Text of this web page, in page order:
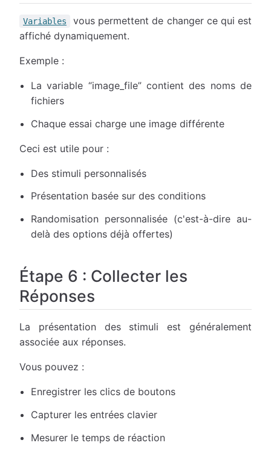
Variables
vous permettent de changer ce qui est
affiché dynamiquement.
Exemple :
La variable “image_file” contient des noms de
fichiers
Chaque essai charge une image différente
Ceci est utile pour :
Des stimuli personnalisés
Présentation basée sur des conditions
Randomisation personnalisée (c'est-à-dire au-
delà des options déjà offertes)
Étape 6 : Collecter les
Réponses
La présentation des stimuli est généralement
associée aux réponses.
Vous pouvez :
Enregistrer les clics de boutons
Capturer les entrées clavier
Mesurer le temps de réaction